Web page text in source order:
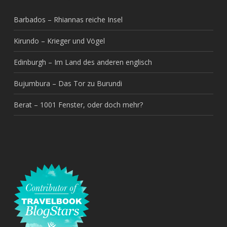
Barbados – Rhiannas reiche Insel
Kirundo – Krieger und Vögel
Edinburgh – Im Land des anderen englisch
Bujumbura – Das Tor zu Burundi
Berat – 1001 Fenster, oder doch mehr?